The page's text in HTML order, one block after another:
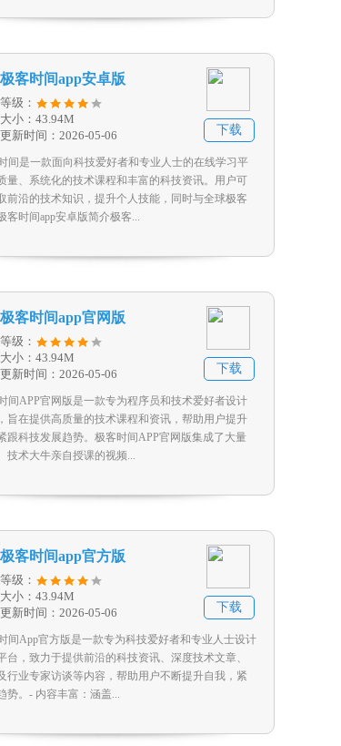
极客时间app安卓版
等级：
大小：43.94M
更新时间：2026-05-06
下载
间是一款面向科技爱好者和专业人士的在线学习平
量、系统化的技术课程和丰富的科技资讯。用户可
前沿的技术知识，提升个人技能，同时与全球极客
客时间app安卓版简介极客...
极客时间app官网版
等级：
大小：43.94M
更新时间：2026-05-06
下载
间APP官网版是一款专为程序员和技术爱好者设计
旨在提供高质量的技术课程和资讯，帮助用户提升
跟科技发展趋势。极客时间APP官网版集成了大量
技术大牛亲自授课的视频...
极客时间app官方版
等级：
大小：43.94M
更新时间：2026-05-06
下载
间App官方版是一款专为科技爱好者和专业人士设计
台，致力于提供前沿的科技资讯、深度技术文章、
行业专家访谈等内容，帮助用户不断提升自我，紧
势。- 内容丰富：涵盖...